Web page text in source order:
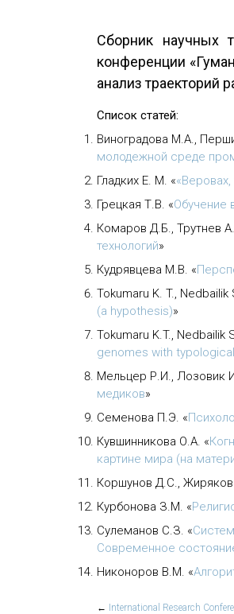
Сборник научных
конференции
анализ траекторий
Список статей:
Виноградова М.А.,
молодежной среде
Гладких Е. М. «
Грецкая Т.В. «Обучение
Комаров Д.Б., Трутнев
технологий»
Кудрявцева М.В. «
Tokumaru K. T., Nedbailik
(a hypothesis)»
Tokumaru K.T., Nedbailik
genomes with
Мельцер Р.И., Лозовик
медиков»
Семенова П.Э. «
Кувшинникова О.А. «
картине мира (на
Коршунов Д.С.,
Курбонова З.М. «
Сулеманов С.З. «
Современное
Никоноров В.М. «
←
International Research